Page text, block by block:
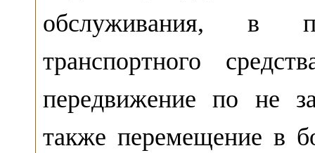
обслуживания, в
транспортного
передвижение по не
также перемещение в